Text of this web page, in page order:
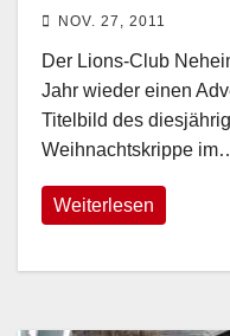
NOV. 27, 2011
Der Lions-Club
Jahr wieder einen
Titelbild des
Weihnachtskrippe
Weiterlesen